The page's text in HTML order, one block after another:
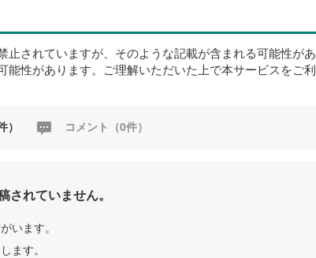
されていますが、そのような記載が含まれる可能性があ
性があります。ご理解いただいた上で本サービスをご利
） コメント（0件）
れていません。
います。
ます。